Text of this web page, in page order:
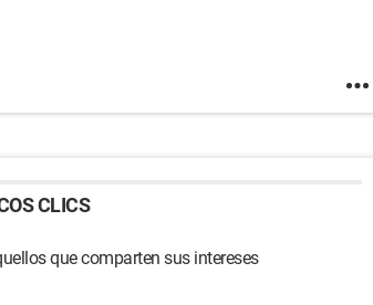
CLICS
que comparten sus intereses